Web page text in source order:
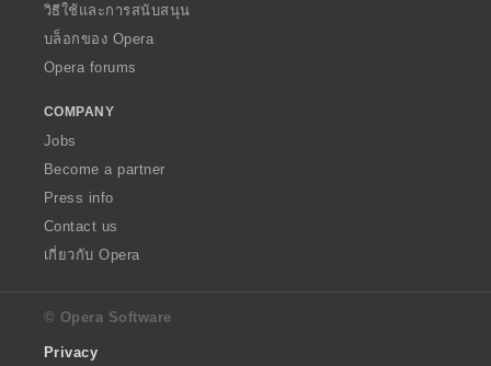
วิธีใช้และการสนับสนุน
บล็อกของ Opera
Opera forums
COMPANY
Jobs
Become a partner
Press info
Contact us
เกี่ยวกับ Opera
© Opera Software
Privacy